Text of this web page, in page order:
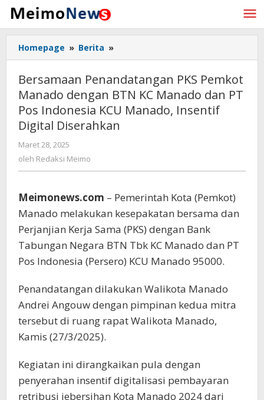
Lewati
konten
Homepage » Berita »
Penandatangan
PKS
Pemkot
Manado
dengan
BTN
PT
Indonesia
KCU
Manado,
Insentif
Digital
Diserahkan
Bersamaan Penandatangan PKS Pemkot
Manado dengan BTN KC Manado dan PT
Pos Indonesia KCU Manado, Insentif
Digital Diserahkan
Maret 28, 2025
Redaksi
oleh Redaksi Meimo
Meimonews.com – Pemerintah Kota (Pemkot)
Manado melakukan kesepakatan bersama dan
Perjanjian Kerja Sama (PKS) dengan Bank
Tabungan Negara BTN Tbk KC Manado dan PT
Pos Indonesia (Persero) KCU Manado 95000.
Penandatangan dilakukan Walikota Manado
Andrei Angouw dengan pimpinan kedua mitra
tersebut di ruang rapat Walikota Manado,
Kamis (27/3/2025).
Kegiatan ini dirangkaikan pula dengan
penyerahan insentif digitalisasi pembayaran
retribusi jebersihan Kota Manado 2024 dari